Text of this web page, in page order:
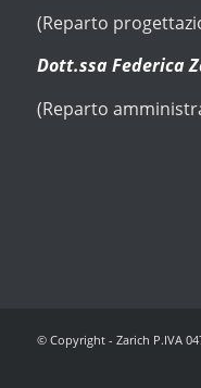
(Reparto
Dott.ssa Federica
(Reparto
© Copyright - Zarich P.IVA